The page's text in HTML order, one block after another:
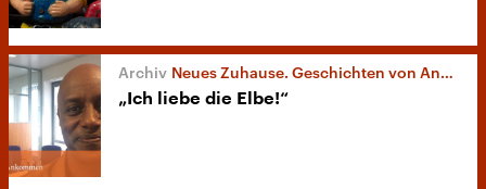
Neues Zuhause. Geschichten von Ankommen
„Ich liebe die Elbe!“